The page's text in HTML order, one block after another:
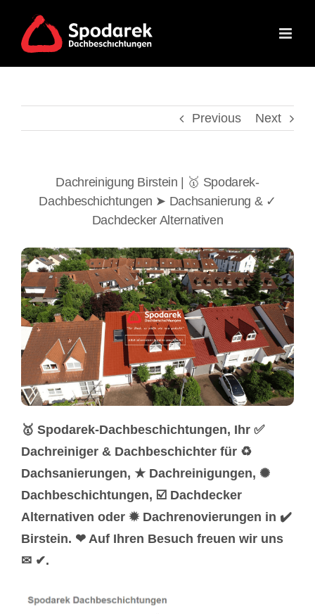
content
Previous Next
Dachreinigung Birstein | 🥇 Spodarek-
Dachbeschichtungen ➤ Dachsanierung & ✓
Dachdecker Alternativen
🥇 Spodarek-Dachbeschichtungen, Ihr ✅
Dachreiniger & Dachbeschichter für ♻
Dachsanierungen, ★ Dachreinigungen, ✺
Dachbeschichtungen, ☑️ Dachdecker
Alternativen oder ✹ Dachrenovierungen in ✔️
Birstein. ❤ Auf Ihren Besuch freuen wir uns
✉ ✔.